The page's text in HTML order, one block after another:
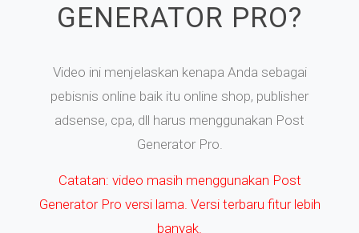
GENERATOR PRO?
Video ini menjelaskan kenapa Anda sebagai
pebisnis online baik itu online shop, publisher
adsense, cpa, dll harus menggunakan Post
Generator Pro.
Catatan: video masih menggunakan Post
Generator Pro versi lama. Versi terbaru fitur lebih
banyak.